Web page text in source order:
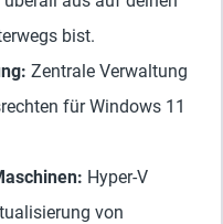
bist.
: Zentrale Verwaltung
für Windows 11
: Hyper-V
von